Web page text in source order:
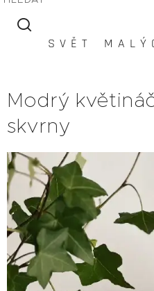
S V Ě T M A L Ý
Modrý
skvrny